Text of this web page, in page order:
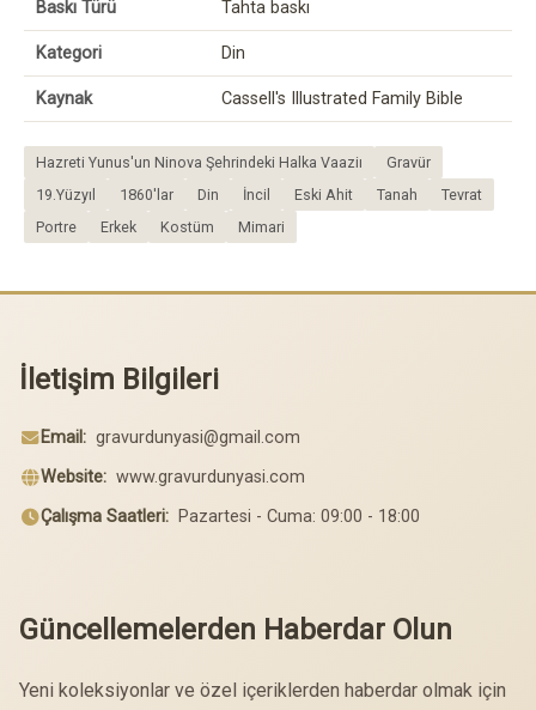
Baskı Türü Tahta baskı
Kategori Din
Kaynak Cassell's Illustrated Family Bible
Hazreti Yunus'un Ninova Şehrindeki Halka Vaaziı
Gravür
19.Yüzyıl
1860'lar Din İncil Eski Ahit Tanah
Tevrat
Portre
Erkek Kostüm Mimari
İletişim Bilgileri
Email: gravurdunyasi@gmail.com
Website: www.gravurdunyasi.com
Çalışma Saatleri: Pazartesi - Cuma: 09:00 - 18:00
Güncellemelerden Haberdar Olun
Yeni koleksiyonlar ve özel içeriklerden haberdar olmak için